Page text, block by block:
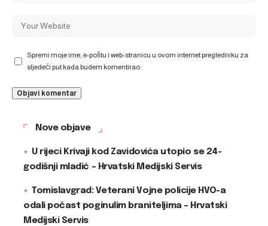
Spremi moje ime, e-poštu i web-stranicu u ovom internet pregledniku za
sljedeći put kada budem komentirao.
Nove objave
U rijeci Krivaji kod Zavidovića utopio se 24-
godišnji mladić – Hrvatski Medijski Servis
Tomislavgrad: Veterani Vojne policije HVO-a
odali počast poginulim braniteljima – Hrvatski
Medijski Servis